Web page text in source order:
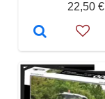
22,50 €